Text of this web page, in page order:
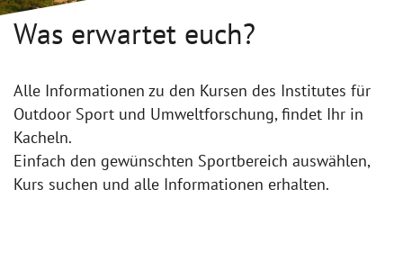
Was erwartet euch?
Alle Informationen zu den Kursen des Institutes für
Outdoor Sport und Umweltforschung, findet Ihr in
Kacheln.
Einfach den gewünschten Sportbereich auswählen,
Kurs suchen und alle Informationen erhalten.